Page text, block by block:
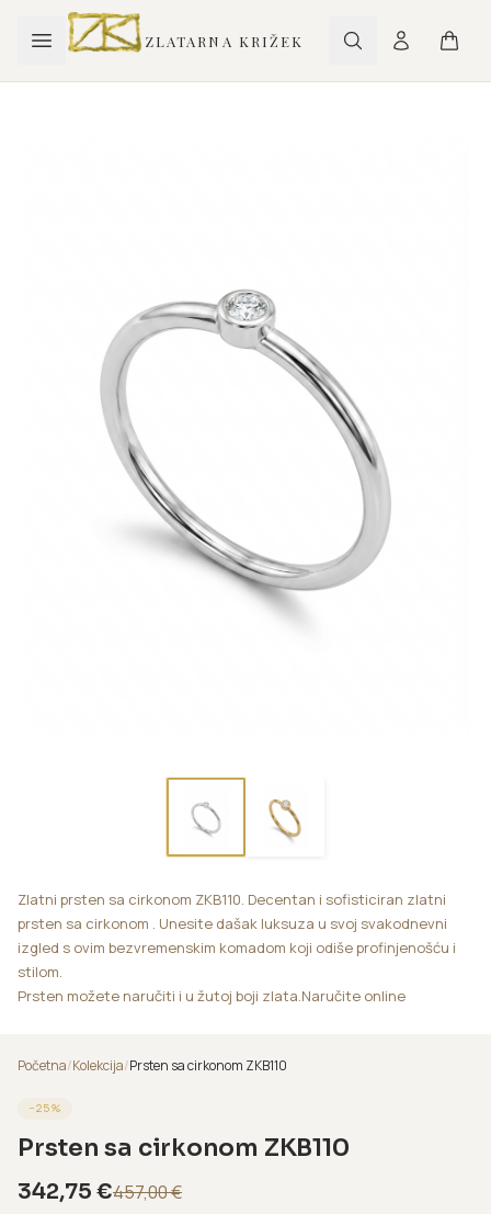
ZLATARNA KRIŽEK
Zlatni prsten sa cirkonom ZKB110. Decentan i sofisticiran zlatni
prsten sa cirkonom . Unesite dašak luksuza u svoj svakodnevni
izgled s ovim bezvremenskim komadom koji odiše profinjenošću i
stilom.
Prsten možete naručiti i u žutoj boji zlata.Naručite online
Početna/Kolekcija/Prsten sa cirkonom ZKB110
−25%
Prsten sa cirkonom ZKB110
342,75 €457,00€